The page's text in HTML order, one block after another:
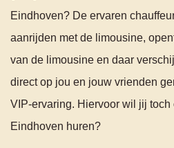
Eindhoven? De ervaren
aanrijden met de limousine,
van de limousine en daar
direct op jou en jouw vrienden
VIP-ervaring. Hiervoor wil jij
Eindhoven huren?